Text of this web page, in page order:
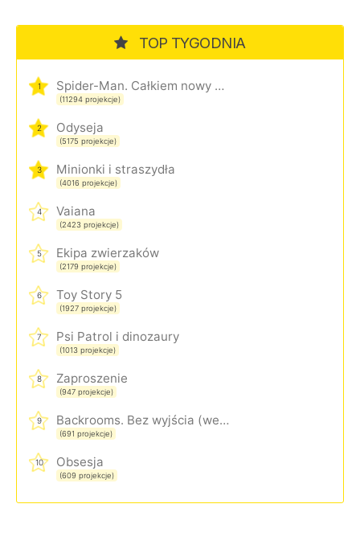
TOP TYGODNIA
1 Spider-Man. Całkiem nowy dzień
(11294 projekcje)
2 Odyseja
(5175 projekcje)
3 Minionki i straszydła
(4016 projekcje)
4 Vaiana
(2423 projekcje)
5 Ekipa zwierzaków
(2179 projekcje)
6 Toy Story 5
(1927 projekcje)
7 Psi Patrol i dinozaury
(1013 projekcje)
8 Zaproszenie
(947 projekcje)
9 Backrooms. Bez wyjścia (wersja rozszerzona)
(691 projekcje)
10 Obsesja
(609 projekcje)